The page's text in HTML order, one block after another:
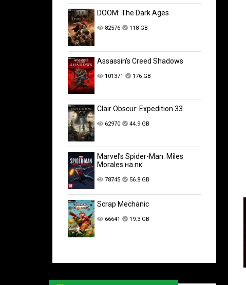
DOOM: The Dark Ages
82576 118 GB
Assassin's Creed Shadows
101371 176 GB
Clair Obscur: Expedition 33
62970 44.9 GB
Marvel’s Spider-Man: Miles
Morales на пк
78745 56.8 GB
Scrap Mechanic
66641 19.3 GB